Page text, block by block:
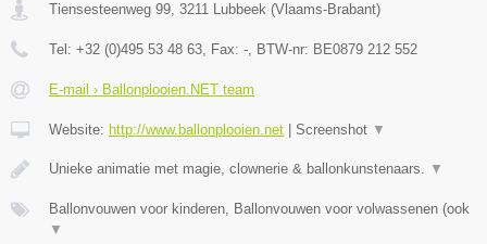
Tiensesteenweg 99, 3211 Lubbeek (Vlaams-Brabant)
Tel: +32 (0)495 53 48 63, Fax: -, BTW-nr: BE0879 212 552
E-mail › Ballonplooien.NET team
Website: http://www.ballonplooien.net Screenshot ▼
Unieke animatie met magie, clownerie & ballonkunstenaars. ▼
Ballonvouwen voor kinderen, Ballonvouwen voor volwassenen (ook
▼